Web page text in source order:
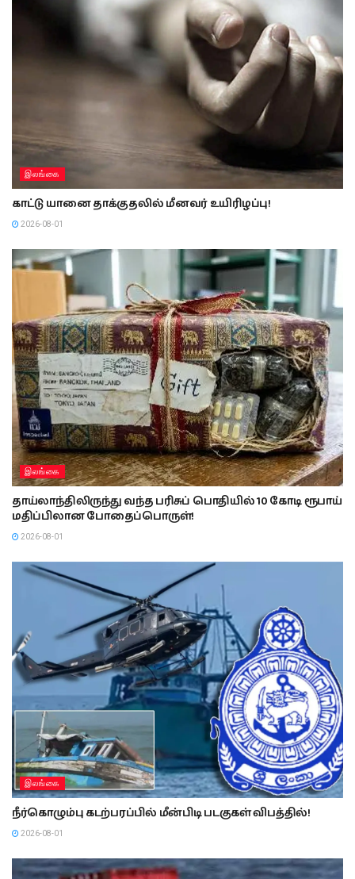
இலங்கை
காட்டு யானை தாக்குதலில் மீனவர் உயிரிழப்பு!
2026-08-01
இலங்கை
தாய்லாந்திலிருந்து வந்த பரிசுப் பொதியில் 10 கோடி ரூபாய்
மதிப்பிலான போதைப்பொருள்!
2026-08-01
இலங்கை
நீர்கொழும்பு கடற்பரப்பில் மீன்பிடி படகுகள் விபத்தில்!
2026-08-01